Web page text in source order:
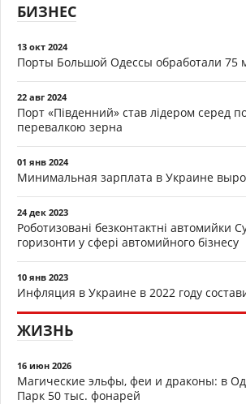
БИЗНЕС
13 окт 2024
Порты Большой Одессы обработали 75
22 авг 2024
Порт «Південний» став лідером серед
перевалкою зерна
01 янв 2024
Минимальная зарплата в Украине
24 дек 2023
Роботизовані безконтактні автомийки
горизонти у сфері автомийного бізнесу
10 янв 2023
Инфляция в Украине в 2022 году
ЖИЗНЬ
16 июн 2026
Магические эльфы, феи и драконы: в
Парк 50 тыс. фонарей